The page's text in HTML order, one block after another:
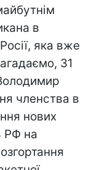
в
яка вже
31
членства в
нових
РФ на